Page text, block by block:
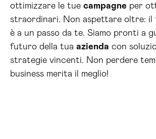
ottimizzare le tue campagne per
straordinari. Non aspettare oltre: il
è a un passo da te. Siamo pronti a
futuro della tua azienda con
strategie vincenti. Non perdere
business merita il meglio!